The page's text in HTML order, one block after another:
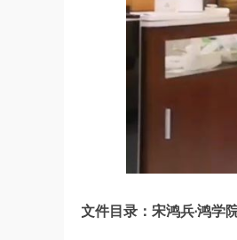
文件目录：宋鸿兵·鸿学